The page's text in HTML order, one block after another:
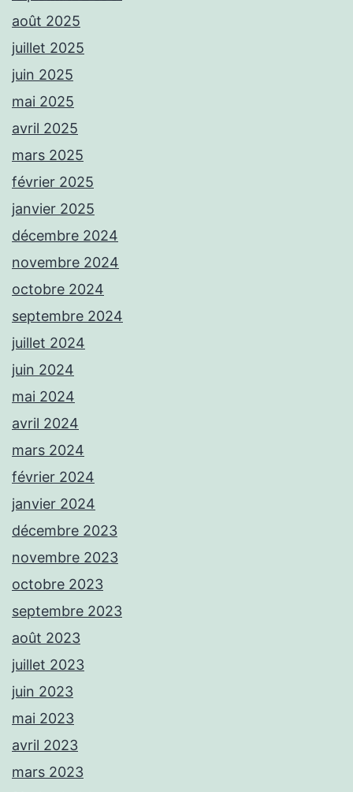
août 2025
juillet 2025
juin 2025
mai 2025
avril 2025
mars 2025
février 2025
janvier 2025
décembre 2024
novembre 2024
octobre 2024
septembre 2024
juillet 2024
juin 2024
mai 2024
avril 2024
mars 2024
février 2024
janvier 2024
décembre 2023
novembre 2023
octobre 2023
septembre 2023
août 2023
juillet 2023
juin 2023
mai 2023
avril 2023
mars 2023